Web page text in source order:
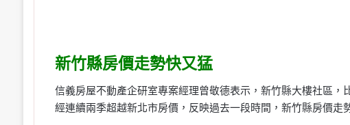
新竹縣房價走勢快又猛
信義房屋不動產企研室專案經理曾敬德表示，新竹縣大樓社區
經連續兩季超越新北市房價，反映過去一段時間，新竹縣房價走